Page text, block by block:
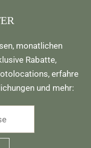
monatlichen
Rabatte,
erfahre
und mehr: